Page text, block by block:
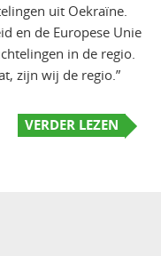
uit Oekraïne.
en de Europese Unie
in de regio.
zijn wij de regio.”
VERDER LEZEN